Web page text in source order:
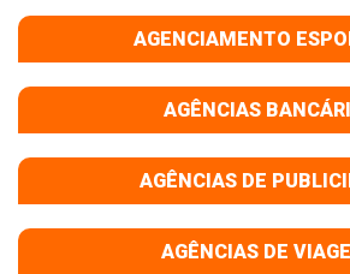
AGENCIAMENTO
AGÊNCIAS
AGÊNCIAS DE
AGÊNCIAS DE